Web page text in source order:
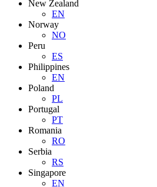
New Zealand
EN
Norway
NO
Peru
ES
Philippines
EN
Poland
PL
Portugal
PT
Romania
RO
Serbia
RS
Singapore
EN